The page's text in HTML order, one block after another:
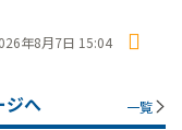
年8月7日 15:04
ジへ 一覧